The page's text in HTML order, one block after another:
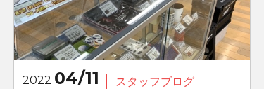
2022 04/11
スタッフブログ